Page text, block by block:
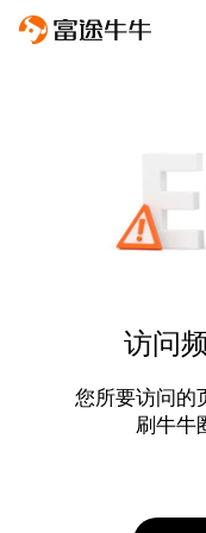
访问
您所要访问的
刷牛牛